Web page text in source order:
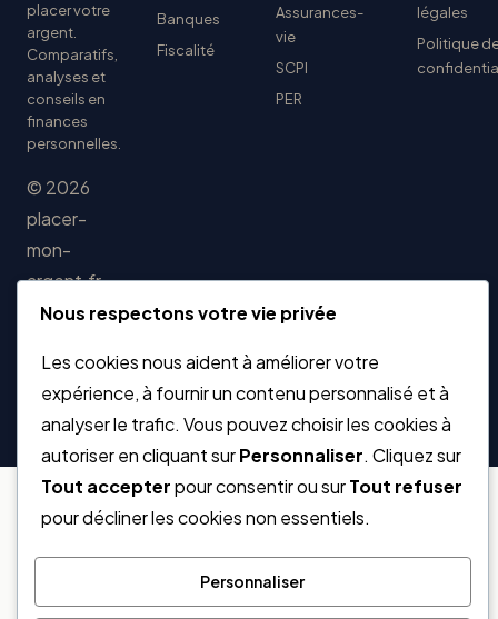
placer votre
argent.
Comparatifs,
analyses et
conseils en
finances
personnelles.
© 2026
placer-
mon-
argent.fr
Banques
Fiscalité
Assurances-
vie
SCPI
PER
légales
Politique
Les informations présentées ne constituent pas un conseil en
investissement.
Placer Mon Argent est un site indépendant.
Nous respectons votre vie privée
Les cookies nous aident à améliorer votre
expérience, à fournir un contenu personnalisé et à
analyser le trafic. Vous pouvez choisir les cookies à
autoriser en cliquant surPersonnaliser. Cliquez sur
Tout accepterpour consentir ou surTout refuser
pour décliner les cookies non essentiels.
Personnaliser